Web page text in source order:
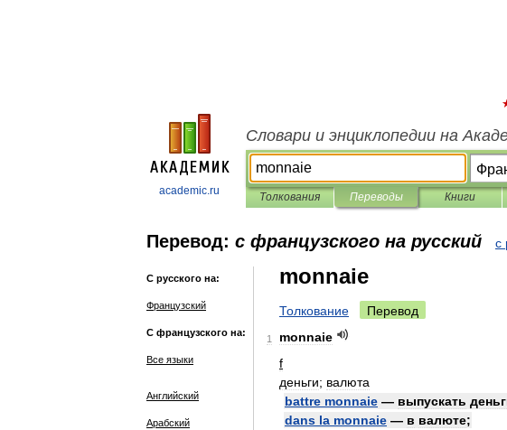
academic.ru
Словари и энциклопедии на
Толкования Переводы Книги
Перевод: с французского на русский с
С русского на:
Французский
С французского на:
Все языки
Английский
Арабский
monnaie
Толкование Перевод
1
monnaie
f
деньги; валюта
battre monnaie — выпускать
dans la monnaie — в валюте;